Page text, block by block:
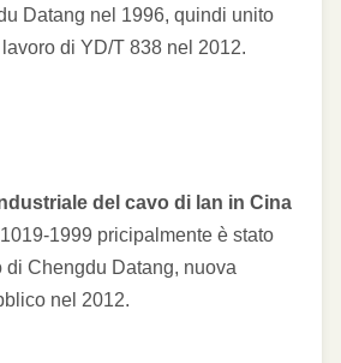
Datang nel 1996, quindi unito
di YD/T 838 nel 2012.
del cavo di lan in Cina
1999 pricipalmente è stato
Chengdu Datang, nuova
nel 2012.